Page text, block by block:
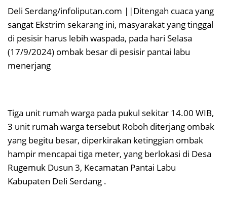
Deli Serdang/infoliputan.com ||Ditengah cuaca yang
sangat Ekstrim sekarang ini, masyarakat yang tinggal
di pesisir harus lebih waspada, pada hari Selasa
(17/9/2024) ombak besar di pesisir pantai labu
menerjang
Tiga unit rumah warga pada pukul sekitar 14.00 WIB,
3 unit rumah warga tersebut Roboh diterjang ombak
yang begitu besar, diperkirakan ketinggian ombak
hampir mencapai tiga meter, yang berlokasi di Desa
Rugemuk Dusun 3, Kecamatan Pantai Labu
Kabupaten Deli Serdang .